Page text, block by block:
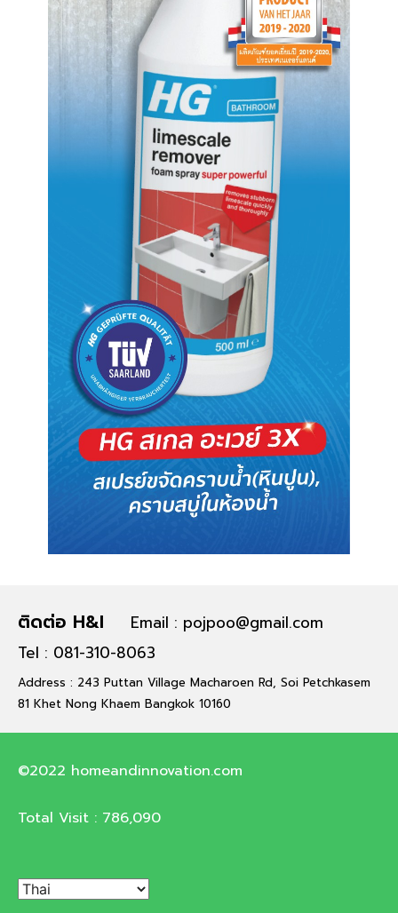
ติดต่อ H&I
Email : pojpoo@gmail.com
Tel : 081-310-8063
Address : 243 Puttan Village Macharoen Rd, Soi Petchkasem
81 Khet Nong Khaem Bangkok 10160
©2022 homeandinnovation.com
Total Visit : 786,090